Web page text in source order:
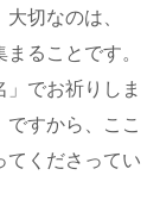
切なのは、
ることです。
でお祈りしま
すから、ここ
てくださってい